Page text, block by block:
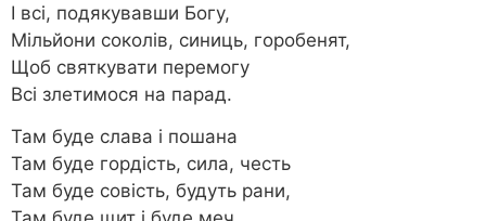
І всі, подякувавши Богу,
Мільйони соколів, синиць, горобенят,
Щоб святкувати перемогу
Всі злетимося на парад.
Там буде слава і пошана
Там буде гордість, сила, честь
Там буде совість, будуть рани,